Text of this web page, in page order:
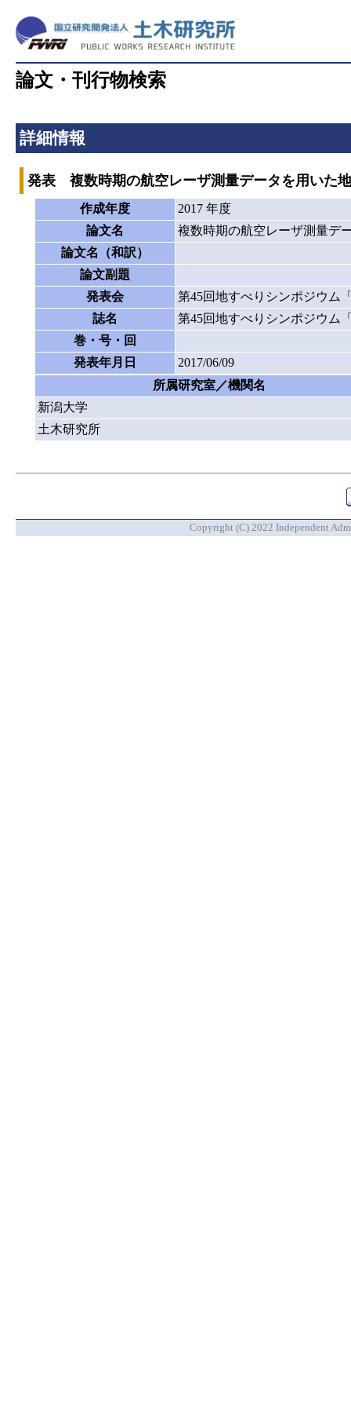
論文・刊行物検索
詳細情報
発表 複数時期の航空レーザ測量データを用いた
作成年度
2017 年度
論文名
複数時期の航空レーザ測量デ
論文名（和訳）
論文副題
発表会
第45回地すべりシンポジウム
誌名
第45回地すべりシンポジウム
巻・号・回
発表年月日
2017/06/09
所属研究室／機関名
新潟大学
土木研究所
Copyright (C) 2022 Independent